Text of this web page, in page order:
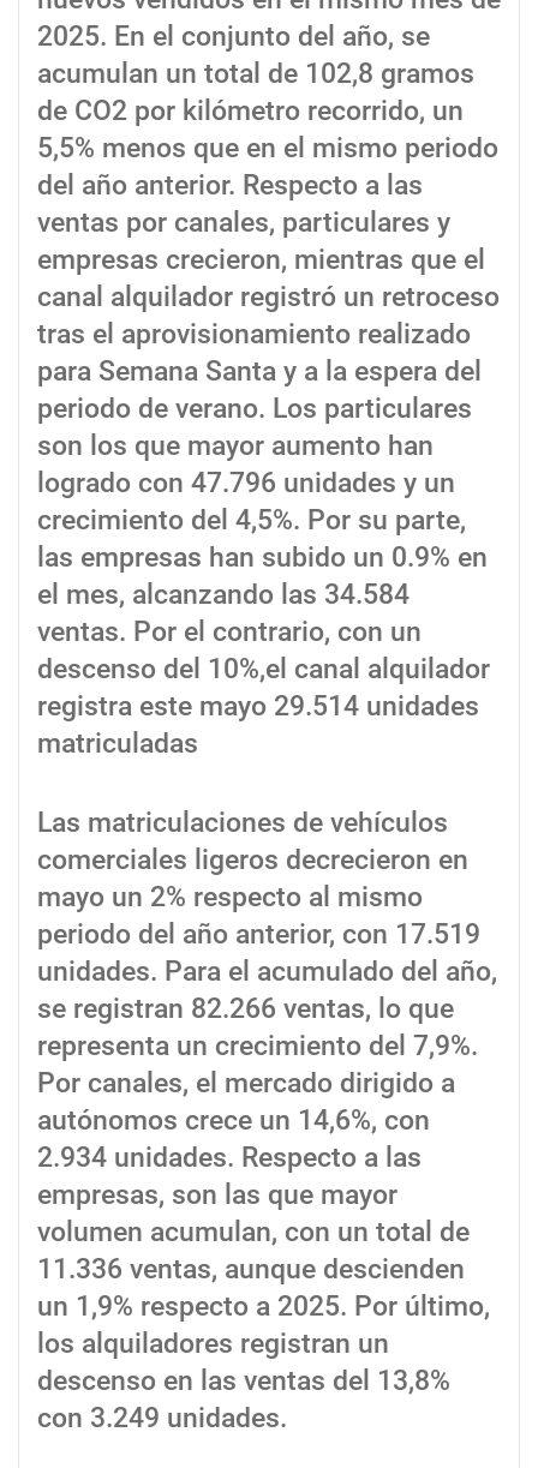
2025. En el conjunto del año, se
acumulan un total de 102,8 gramos
de CO2 por kilómetro recorrido, un
5,5% menos que en el mismo periodo
del año anterior. Respecto a las
ventas por canales, particulares y
empresas crecieron, mientras que el
canal alquilador registró un retroceso
tras el aprovisionamiento realizado
para Semana Santa y a la espera del
periodo de verano. Los particulares
son los que mayor aumento han
logrado con 47.796 unidades y un
crecimiento del 4,5%. Por su parte,
las empresas han subido un 0.9% en
el mes, alcanzando las 34.584
ventas. Por el contrario, con un
descenso del 10%,el canal alquilador
registra este mayo 29.514 unidades
matriculadas
Las matriculaciones de vehículos
comerciales ligeros decrecieron en
mayo un 2% respecto al mismo
periodo del año anterior, con 17.519
unidades. Para el acumulado del año,
se registran 82.266 ventas, lo que
representa un crecimiento del 7,9%.
Por canales, el mercado dirigido a
autónomos crece un 14,6%, con
2.934 unidades. Respecto a las
empresas, son las que mayor
volumen acumulan, con un total de
11.336 ventas, aunque descienden
un 1,9% respecto a 2025. Por último,
los alquiladores registran un
descenso en las ventas del 13,8%
con 3.249 unidades.